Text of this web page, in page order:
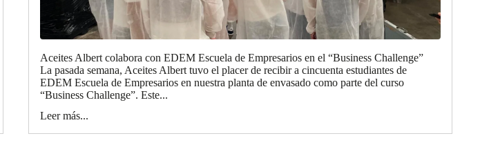
Aceites Albert colabora con EDEM Escuela de Empresarios en el “Business Challenge”
La pasada semana, Aceites Albert tuvo el placer de recibir a cincuenta estudiantes de
EDEM Escuela de Empresarios en nuestra planta de envasado como parte del curso
“Business Challenge”. Este...
Leer más...